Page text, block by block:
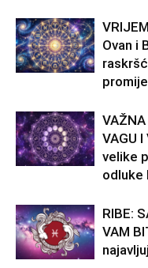
Ovan i
VAŽNA
VAGU
velike
odluke
RIBE:
VAM